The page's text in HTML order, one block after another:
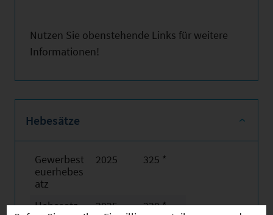
Nutzen Sie obenstehende Links für weitere
Informationen!
Hebesätze
Gewerbest
euerhebes
atz
2025 325 *
Hebesatz
2025
230 *